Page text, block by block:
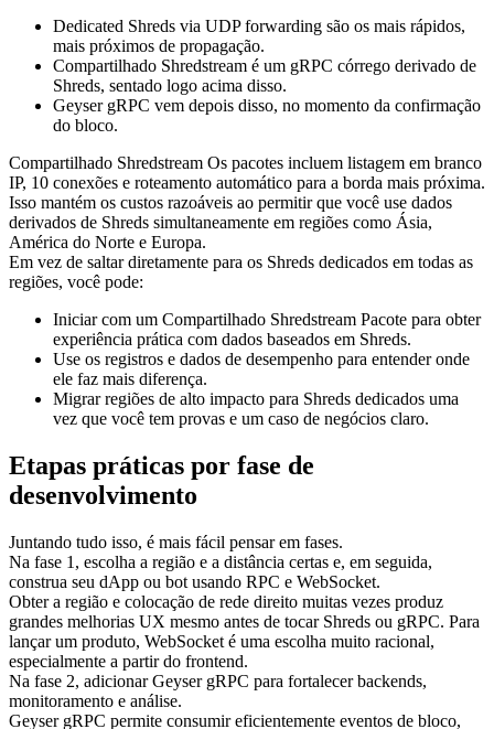
Dedicated Shreds via UDP forwarding são os mais rápidos,
mais próximos de propagação.
Compartilhado Shredstream é um gRPC córrego derivado de
Shreds, sentado logo acima disso.
Geyser gRPC vem depois disso, no momento da confirmação
do bloco.
Compartilhado Shredstream Os pacotes incluem listagem em branco
IP, 10 conexões e roteamento automático para a borda mais próxima.
Isso mantém os custos razoáveis ao permitir que você use dados
derivados de Shreds simultaneamente em regiões como Ásia,
América do Norte e Europa.
Em vez de saltar diretamente para os Shreds dedicados em todas as
regiões, você pode:
Iniciar com um Compartilhado Shredstream Pacote para obter
experiência prática com dados baseados em Shreds.
Use os registros e dados de desempenho para entender onde
ele faz mais diferença.
Migrar regiões de alto impacto para Shreds dedicados uma
vez que você tem provas e um caso de negócios claro.
Etapas práticas por fase de
desenvolvimento
Juntando tudo isso, é mais fácil pensar em fases.
Na fase 1, escolha a região e a distância certas e, em seguida,
construa seu dApp ou bot usando RPC e WebSocket.
Obter a região e colocação de rede direito muitas vezes produz
grandes melhorias UX mesmo antes de tocar Shreds ou gRPC. Para
lançar um produto, WebSocket é uma escolha muito racional,
especialmente a partir do frontend.
Na fase 2, adicionar Geyser gRPC para fortalecer backends,
monitoramento e análise.
Geyser gRPC permite consumir eficientemente eventos de bloco,